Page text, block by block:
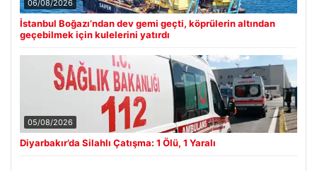
06/08/2026
İstanbul Boğazı’ndan dev gemi geçti, köprülerin altından
geçebilmek için kulelerini yatırdı
05/08/2026
Diyarbakır’da Silahlı Çatışma: 1 Ölü, 1 Yaralı